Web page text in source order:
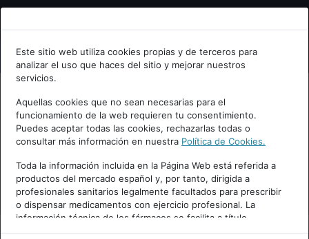
Bienvenid@ a psiquiatria.com
Escribe tu Email
Accede o regístrate con tu email.
Cancelar
Este sitio web utiliza cookies propias y de terceros para
analizar el uso que haces del sitio y mejorar nuestros
servicios.
Aquellas cookies que no sean necesarias para el
funcionamiento de la web requieren tu consentimiento.
Puedes aceptar todas las cookies, rechazarlas todas o
consultar más información en nuestra Política de Cookies.
Toda la información incluida en la Página Web está referida a
productos del mercado español y, por tanto, dirigida a
profesionales sanitarios legalmente facultados para prescribir
o dispensar medicamentos con ejercicio profesional. La
información técnica de los fármacos se facilita a título
meramente informativo, siendo responsabilidad de los